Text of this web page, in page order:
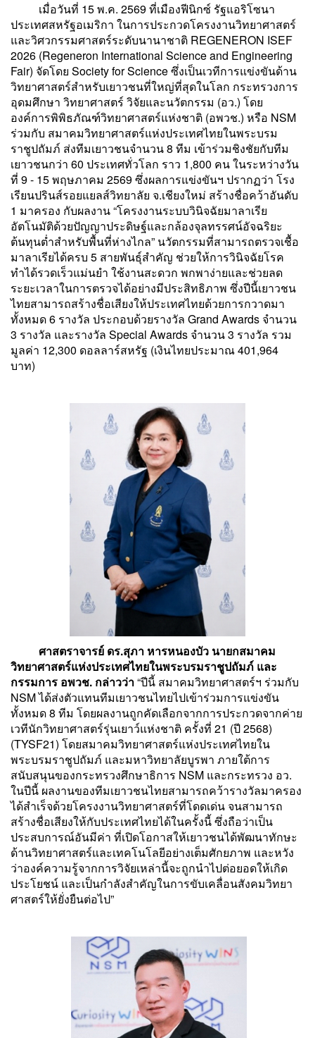
เมื่อวันที่ 15 พ.ค. 2569 ที่เมืองฟีนิกซ์ รัฐแอริโซนา
ประเทศสหรัฐอเมริกา ในการประกวดโครงงานวิทยาศาสตร์
และวิศวกรรมศาสตร์ระดับนานาชาติ REGENERON ISEF
2026 (Regeneron International Science and Engineering
Fair) จัดโดย Society for Science ซึ่งเป็นเวทีการแข่งขันด้าน
วิทยาศาสตร์สำหรับเยาวชนที่ใหญ่ที่สุดในโลก กระทรวงการ
อุดมศึกษา วิทยาศาสตร์ วิจัยและนวัตกรรม (อว.) โดย
องค์การพิพิธภัณฑ์วิทยาศาสตร์แห่งชาติ (อพวช.) หรือ NSM
ร่วมกับ สมาคมวิทยาศาสตร์แห่งประเทศไทยในพระบรม
ราชูปถัมภ์ ส่งทีมเยาวชนจำนวน 8 ทีม เข้าร่วมชิงชัยกับทีม
เยาวชนกว่า 60 ประเทศทั่วโลก ราว 1,800 คน ในระหว่างวัน
ที่ 9 - 15 พฤษภาคม 2569 ซึ่งผลการแข่งขันฯ ปรากฏว่า โรง
เรียนปรินส์รอยแยลส์วิทยาลัย จ.เชียงใหม่ สร้างชื่อคว้าอันดับ
1 มาครอง กับผลงาน “โครงงานระบบวินิจฉัยมาลาเรีย
อัตโนมัติด้วยปัญญาประดิษฐ์และกล้องจุลทรรศน์อัจฉริยะ
ต้นทุนต่ำสำหรับพื้นที่ห่างไกล” นวัตกรรมที่สามารถตรวจเชื้อ
มาลาเรียได้ครบ 5 สายพันธุ์สำคัญ ช่วยให้การวินิจฉัยโรค
ทำได้รวดเร็วแม่นยำ ใช้งานสะดวก พกพาง่ายและช่วยลด
ระยะเวลาในการตรวจได้อย่างมีประสิทธิภาพ ซึ่งปีนี้เยาวชน
ไทยสามารถสร้างชื่อเสียงให้ประเทศไทยด้วยการกวาดมา
ทั้งหมด 6 รางวัล ประกอบด้วยรางวัล Grand Awards จำนวน
3 รางวัล และรางวัล Special Awards จำนวน 3 รางวัล รวม
มูลค่า 12,300 ดอลลาร์สหรัฐ (เงินไทยประมาณ 401,964
บาท)
ศาสตราจารย์ ดร.สุภา หารหนองบัว นายกสมาคม
วิทยาศาสตร์แห่งประเทศไทยในพระบรมราชูปถัมภ์ และ
กรรมการ อพวช. กล่าวว่า“ปีนี้ สมาคมวิทยาศาสตร์ฯ ร่วมกับ
NSM ได้ส่งตัวแทนทีมเยาวชนไทยไปเข้าร่วมการแข่งขัน
ทั้งหมด 8 ทีม โดยผลงานถูกคัดเลือกจากการประกวดจากค่าย
เวทีนักวิทยาศาสตร์รุ่นเยาว์แห่งชาติ ครั้งที่ 21 (ปี 2568)
(TYSF21) โดยสมาคมวิทยาศาสตร์แห่งประเทศไทยใน
พระบรมราชูปถัมภ์ และมหาวิทยาลัยบูรพา ภายใต้การ
สนับสนุนของกระทรวงศึกษาธิการ NSM และกระทรวง อว.
ในปีนี้ ผลงานของทีมเยาวชนไทยสามารถคว้ารางวัลมาครอง
ได้สำเร็จด้วยโครงงานวิทยาศาสตร์ที่โดดเด่น จนสามารถ
สร้างชื่อเสียงให้กับประเทศไทยได้ในครั้งนี้ ซึ่งถือว่าเป็น
ประสบการณ์อันมีค่า ที่เปิดโอกาสให้เยาวชนได้พัฒนาทักษะ
ด้านวิทยาศาสตร์และเทคโนโลยีอย่างเต็มศักยภาพ และหวัง
ว่าองค์ความรู้จากการวิจัยเหล่านี้จะถูกนำไปต่อยอดให้เกิด
ประโยชน์ และเป็นกำลังสำคัญในการขับเคลื่อนสังคมวิทยา
ศาสตร์ให้ยั่งยืนต่อไป”